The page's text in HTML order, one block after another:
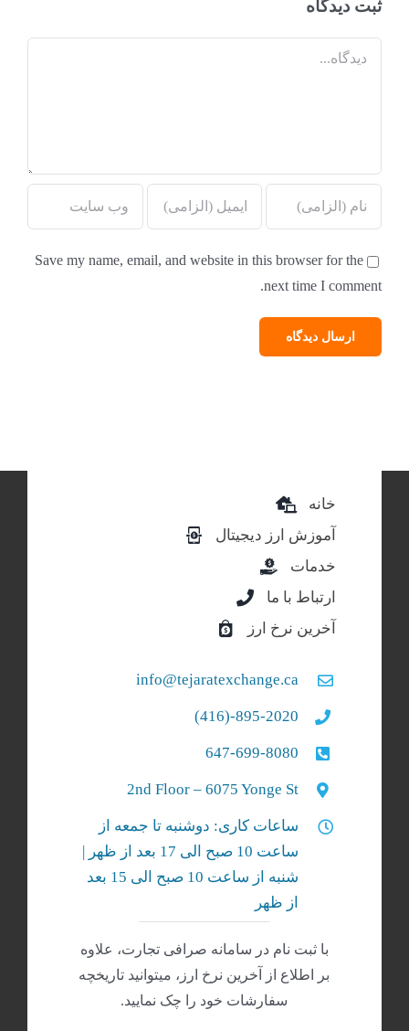
ثبت ديدگاه
Comment
Save my name, email, and website in this browser for the
next time I comment.
خانه
آموزش ارز دیجیتال
خدمات
ارتباط با ما
آخرین نرخ ارز
info@tejaratexchange.ca
895-2020-(416)
647-699-8080
2nd Floor – 6075 Yonge St
ساعات کاری: دوشنبه تا جمعه از
ساعت 10 صبح الی 17 بعد از ظهر |
شنبه‌ از ساعت 10 صبح الی 15 بعد
از ظهر
با ثبت نام در سامانه صرافی تجارت، علاوه
بر اطلاع از آخرین نرخ ارز، میتوانید تاریخچه
سفارشات خود را چک نمایید.